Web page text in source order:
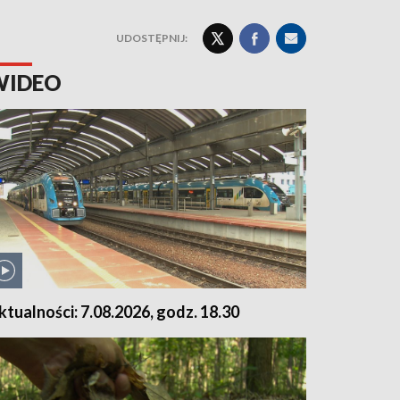
UDOSTĘPNIJ:
7.08.2026, godz. 18.30